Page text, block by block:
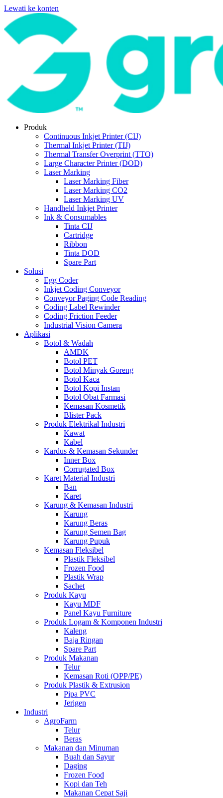
Lewati ke konten
Produk
Continuous Inkjet Printer (CIJ)
Thermal Inkjet Printer (TIJ)
Thermal Transfer Overprint (TTO)
Large Character Printer (DOD)
Laser Marking
Laser Marking Fiber
Laser Marking CO2
Laser Marking UV
Handheld Inkjet Printer
Ink & Consumables
Tinta CIJ
Cartridge
Ribbon
Tinta DOD
Spare Part
Solusi
Egg Coder
Inkjet Coding Conveyor
Conveyor Paging Code Reading
Coding Label Rewinder
Coding Friction Feeder
Industrial Vision Camera
Aplikasi
Botol & Wadah
AMDK
Botol PET
Botol Minyak Goreng
Botol Kaca
Botol Kopi Instan
Botol Obat Farmasi
Kemasan Kosmetik
Blister Pack
Produk Elektrikal Industri
Kawat
Kabel
Kardus & Kemasan Sekunder
Inner Box
Corrugated Box
Karet Material Industri
Ban
Karet
Karung & Kemasan Industri
Karung
Karung Beras
Karung Semen Bag
Karung Pupuk
Kemasan Fleksibel
Plastik Fleksibel
Frozen Food
Plastik Wrap
Sachet
Produk Kayu
Kayu MDF
Panel Kayu Furniture
Produk Logam & Komponen Industri
Kaleng
Baja Ringan
Spare Part
Produk Makanan
Telur
Kemasan Roti (OPP/PE)
Produk Plastik & Extrusion
Pipa PVC
Jerigen
Industri
AgroFarm
Telur
Beras
Makanan dan Minuman
Buah dan Sayur
Daging
Frozen Food
Kopi dan Teh
Makanan Cepat Saji